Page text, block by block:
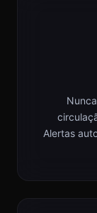
Alertas